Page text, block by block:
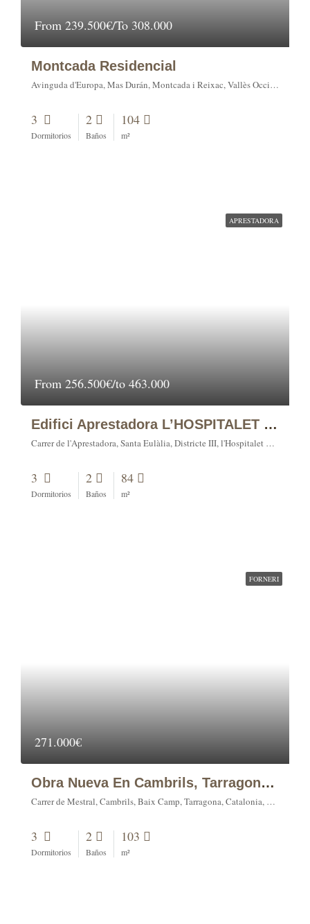
From 239.500€/To 308.000
Montcada Residencial
Avinguda d'Europa, Mas Durán, Montcada i Reixac, Vallès Occidental, Barcelona, Catalunya, 08110, España
3
Dormitorios
2
Baños
104
m²
APRESTADORA
From 256.500€/to 463.000
Edifici Aprestadora L’HOSPITALET DE LLOBREGAT
Carrer de l'Aprestadora, Santa Eulàlia, Districte III, l'Hospitalet de Llobregat, Barcelonès, Barcelona, 08902, España
3
Dormitorios
2
Baños
84
m²
FORNERI
271.000€
Obra Nueva En Cambrils, Tarragona, 3 Dormitorios.
Carrer de Mestral, Cambrils, Baix Camp, Tarragona, Catalonia, 43850, Spain
3
Dormitorios
2
Baños
103
m²